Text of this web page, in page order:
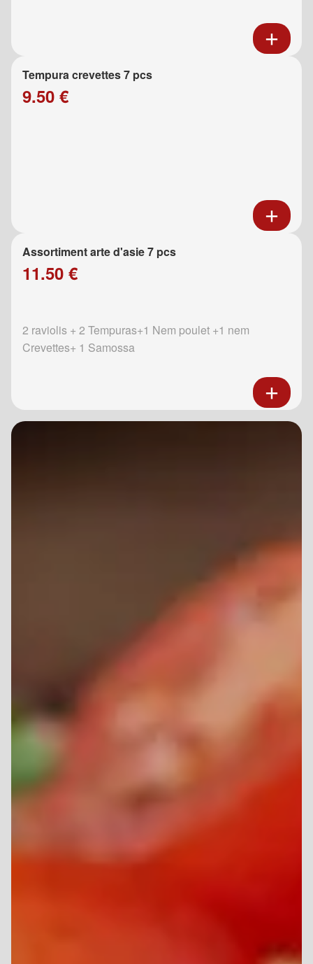
Tempura crevettes 7 pcs
9.50 €
Assortiment arte d'asie 7 pcs
11.50 €
2 raviolis + 2 Tempuras+1 Nem poulet +1 nem
Crevettes+ 1 Samossa